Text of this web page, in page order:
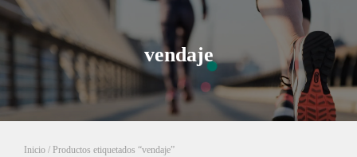
vendaje
Inicio / Productos etiquetados “vendaje”